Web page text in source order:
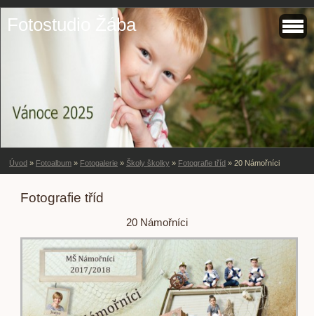
Fotostudio Žába
Úvod » Fotoalbum » Fotogalerie » Školy školky » Fotografie tříd » 20 Námořníci
Fotografie tříd
20 Námořníci